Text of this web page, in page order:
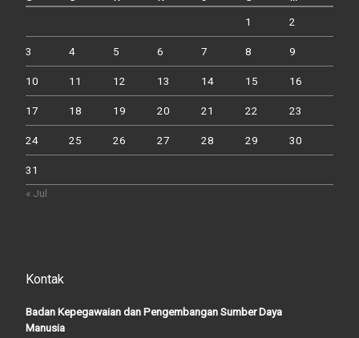
1 2
3 4 5 6 7 8 9
10 11 12 13 14 15 16
17 18 19 20 21 22 23
24 25 26 27 28 29 30
31
« Jul
Kontak
Badan Kepegawaian dan Pengembangan Sumber Daya
Manusia